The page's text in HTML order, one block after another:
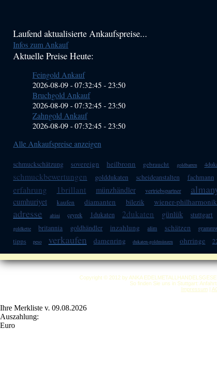
Haupt-
Sidebar
Laufend aktualisierte Ankaufspreise...
Infos zum Ankauf
Aktuelle Preise Heute:
Feingold Ankauf
2026-08-09 - 07:32:45 -23:50
Bruchgold Ankauf
2026-08-09 - 07:32:45 -23:50
Zahngold Ankauf
2026-08-09 - 07:32:45 -23:50
Alle Ankaufspreise anzeigen
schmuckschätzung sovereign heilbronn gebraucht goldbarren
schmuckbewertungen golddukaten scheideanstalten fachmann
erfahrung 1brillant münzhändler vertriebspartner
cumhuriyet kaufen diamanten bilezik wiener-
adresse altini çeyrek 1dukaten 2dukaten günlük stuttgart
goldkette britannia goldhändler inzahlung alim schätzen
tipps peso verkaufen damenring dukaten-goldmünzen ohrringe
Copyright © 2012 by ANKA
So finden Sie uns in Stuttgart:
Impressum|
Ihre Merkliste v. 09.08.2026
Auszahlung:
Euro